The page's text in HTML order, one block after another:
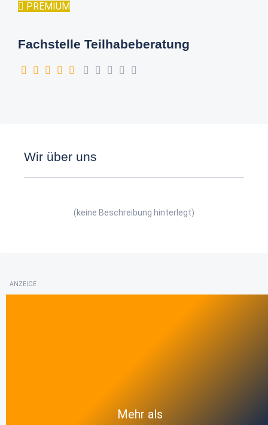
PREMIUM
Fachstelle Teilhabeberatung
Wir über uns
(keine Beschreibung hinterlegt)
ANZEIGE
Mehr als